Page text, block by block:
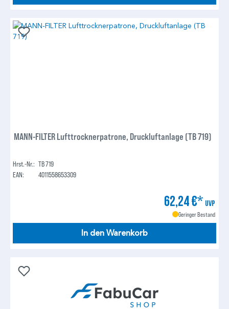
MANN-FILTER Lufttrocknerpatrone, Druckluftanlage (TB 719)
Hrst.-Nr.: TB 719
EAN:
4011558653309
62,24 €* UVP
Geringer Bestand
In den Warenkorb